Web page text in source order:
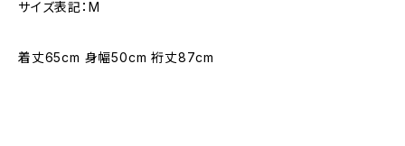
サイズ表記：M
着丈65cm 身幅50cm 裄丈87cm